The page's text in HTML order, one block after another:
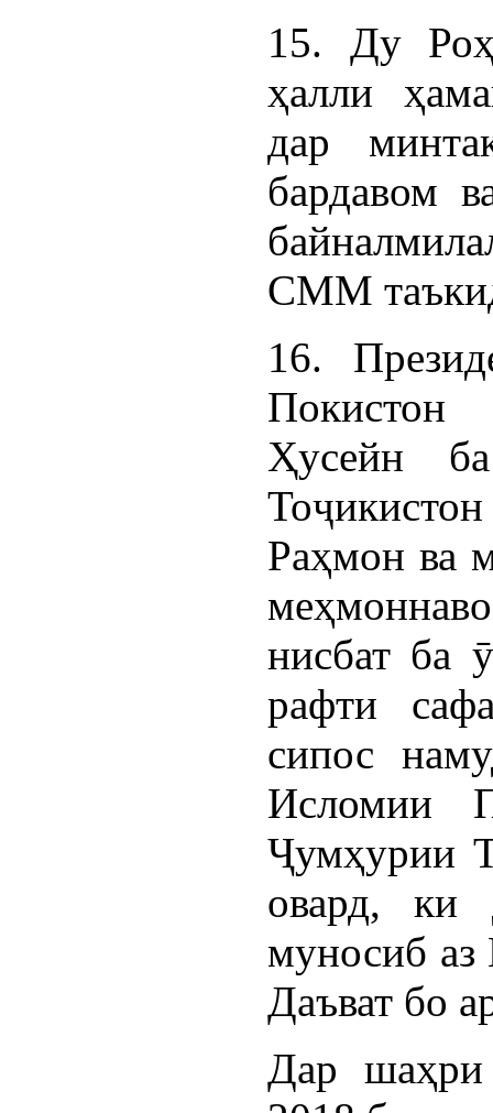
15. Ду
ҳалли
дар
бардавом
СММ
16.
Ҳусейн
Раҳмон ва
нисбат ба
рафти
сипос
Исломии
Ҷумҳурии
овард, ки
муносиб аз
Даъват бо
Дар